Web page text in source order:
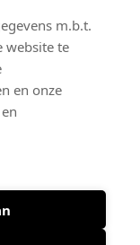
m.b.t.
website te
en onze
(België)